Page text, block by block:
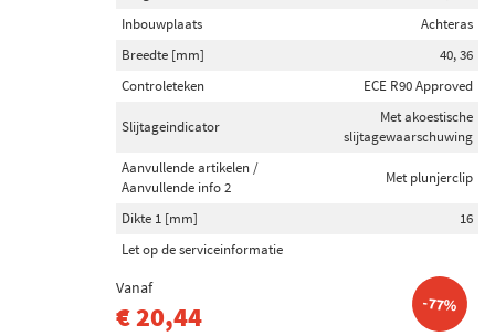
Inbouwplaats
Achteras
Breedte [mm]
40, 36
Controleteken
ECE R90 Approved
Slijtageindicator
Met akoestische
slijtagewaarschuwing
Aanvullende artikelen /
Aanvullende info 2
Met plunjerclip
Dikte 1 [mm]
16
Let op de serviceinformatie
Vanaf
€ 20,44 -77%